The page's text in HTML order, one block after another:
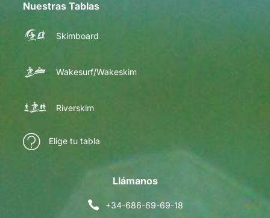
Nuestras Tablas
Skimboard
Wakesurf/Wakeskim
Riverskim
Elige tu tabla
Llámanos
+34-686-69-69-18